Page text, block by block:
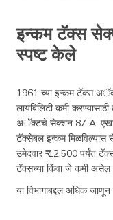
इन्कम टॅक्स
स्पष्ट केले
1961 च्या इन्कम टॅक्स
लायबिलिटी कमी
अॅक्टचे सेक्शन 87 A.
टॅक्सेबल इन्कम
उमेदवार ₹ 12,500 पर्यंत
टॅक्सच्या किंवा जे कमी
या विभागाबद्दल अधिक